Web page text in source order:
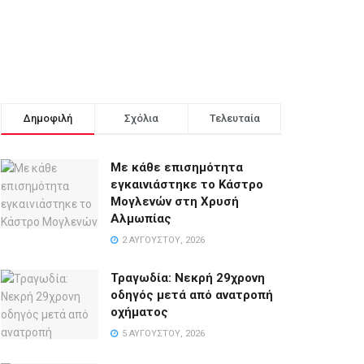
Δημοφιλή Σχόλια Τελευταία
Με κάθε επισημότητα
εγκαινιάστηκε το Κάστρο
Μογλενών στη Χρυσή
Αλμωπίας
2 ΑΥΓΟΎΣΤΟΥ, 2026
Τραγωδία: Νεκρή 29χρονη
οδηγός μετά από ανατροπή
οχήματος
5 ΑΥΓΟΎΣΤΟΥ, 2026